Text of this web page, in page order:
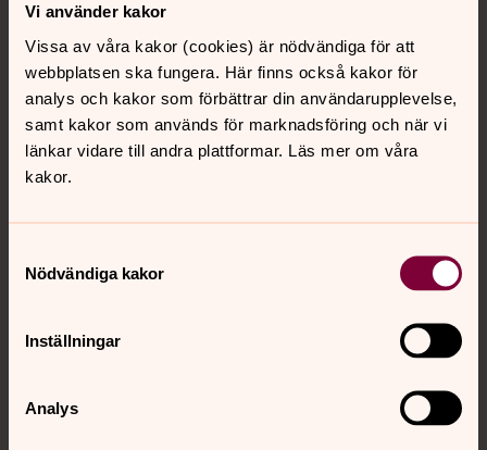
Vi använder kakor
Vissa av våra kakor (cookies) är nödvändiga för att
webbplatsen ska fungera. Här finns också kakor för
analys och kakor som förbättrar din användarupplevelse,
samt kakor som används för marknadsföring och när vi
länkar vidare till andra plattformar. Läs mer om våra
kakor.
Nödvändiga kakor
Inställningar
Analys
Kontakt
Kalender
Sociala kanaler